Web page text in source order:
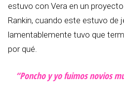
estuvo con Vera en un proyecto
Rankin, cuando este estuvo de
lamentablemente tuvo que
por qué.
“Poncho y yo fuimos novios